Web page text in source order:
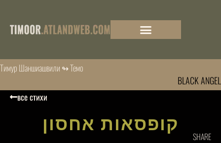
Тимур Шаншиашвили ↬ Темо
BLACK ANGEL
все стихи
קופסאות אחסון
SHARE